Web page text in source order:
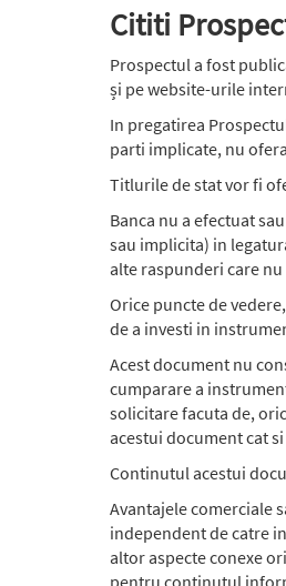
Cititi
Prospectul a fost
și pe website-urile
In pregatirea
parti implicate, nu
Titlurile de stat vor fi
Banca nu a efectuat
sau implicita) in
alte raspunderi care
Orice puncte de
de a investi in
Acest document nu
cumparare a
solicitare facuta de,
acestui document cat
Continutul acestui
Avantajele comerciale
independent de catre
altor aspecte conexe
pentru continutul